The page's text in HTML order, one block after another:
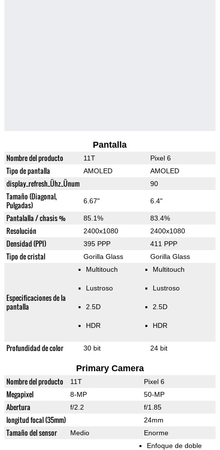
Pantalla
Nombre del producto 11T Pixel 6
Tipo de pantalla AMOLED AMOLED
display_refresh_Ühz_Ünum 90
Tamaño (Diagonal,
Pulgadas)
6.67" 6.4"
Pantalalla / chasis % 85.1% 83.4%
Resolución 2400x1080 2400x1080
Densidad (PPI) 395 PPP 411 PPP
Tipo de cristal Gorilla Glass Gorilla Glass
Especificaciones de la
pantalla
Multitouch
Lustroso
2.5D
HDR
Multitouch
Lustroso
2.5D
HDR
Profundidad de color 30 bit 24 bit
Primary Camera
Nombre del producto 11T Pixel 6
Megapixel 8-MP 50-MP
Abertura f/2.2 f/1.85
longitud focal (35mm) 24mm
Tamaño del sensor Medio
Enorme
Enfoque de doble